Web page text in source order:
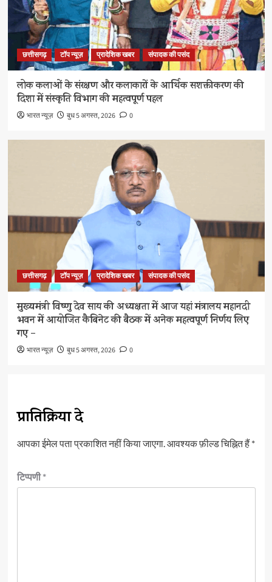
छत्तीसगढ़ टॉप न्यूज़ प्रादेशिक खबर संपादक की पसंद
लोक कलाओं के संरक्षण और कलाकारों के आर्थिक सशक्तीकरण की
दिशा में संस्कृति विभाग की महत्वपूर्ण पहल
भारत न्यूज़ बुध 5 अगस्त, 2026 0
छत्तीसगढ़ टॉप न्यूज़ प्रादेशिक खबर संपादक की पसंद
मुख्यमंत्री विष्णु देव साय की अध्यक्षता में आज यहां मंत्रालय महानदी
भवन में आयोजित कैबिनेट की बैठक में अनेक महत्वपूर्ण निर्णय लिए
गए –
भारत न्यूज़ बुध 5 अगस्त, 2026 0
प्रातिक्रिया दे
आपका ईमेल पता प्रकाशित नहीं किया जाएगा. आवश्यक फ़ील्ड चिह्नित हैं*
टिप्पणी*